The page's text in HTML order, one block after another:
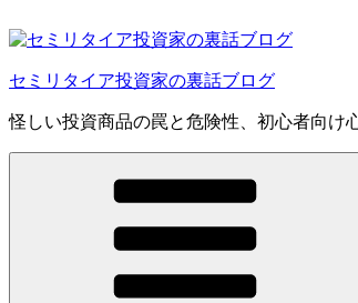
ン
ン
ツ
へ
ス
セミリタイア投資家の裏話ブログ
怪しい投資商品の罠と危険性、初心者向け